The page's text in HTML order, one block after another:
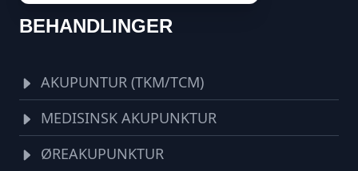
BEHANDLINGER
AKUPUNTUR (TKM/TCM)
MEDISINSK AKUPUNKTUR
ØREAKUPUNKTUR